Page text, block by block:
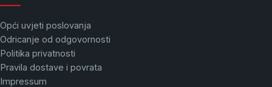
Opći uvjeti poslovanja
Odricanje od odgovornosti
Politika privatnosti
Pravila dostave i povrata
Impressum